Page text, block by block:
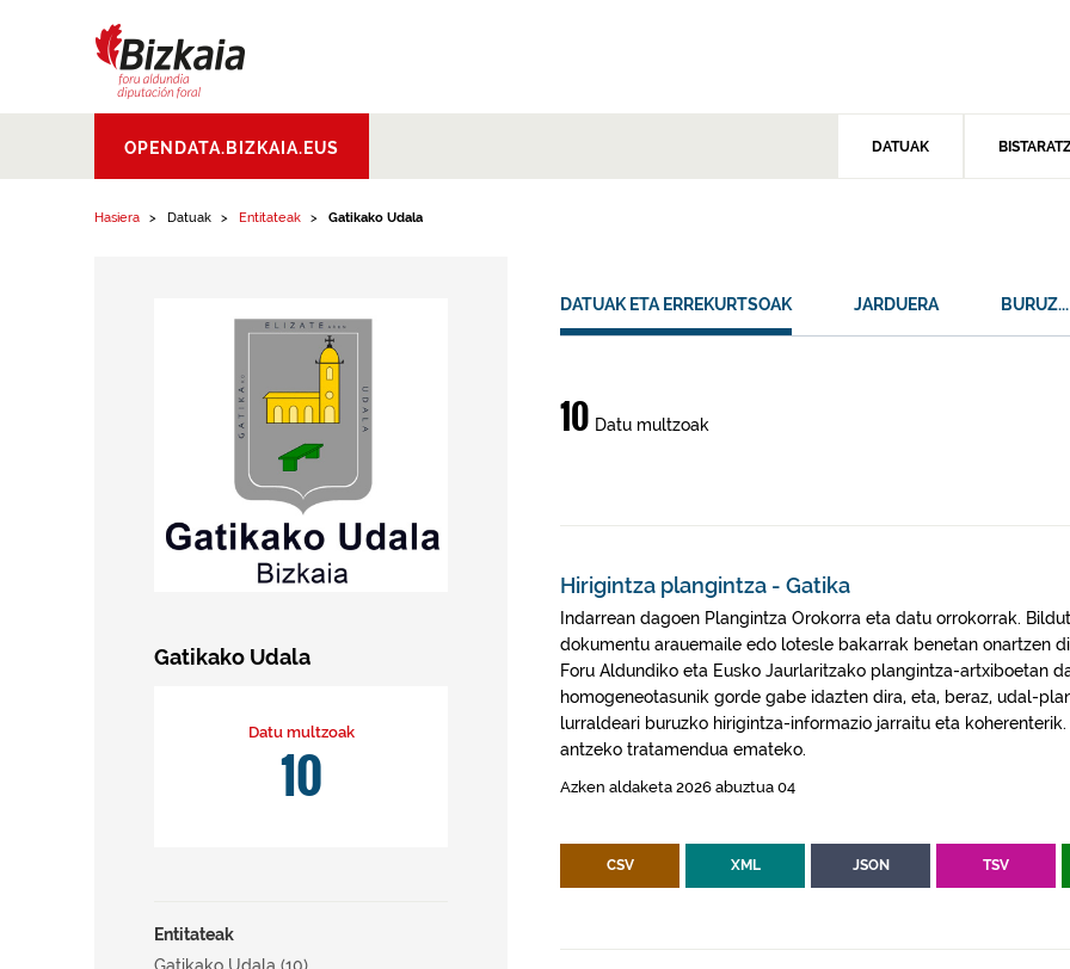
Aldundia.Diputacion
Foral de Bizkaia
OPENDATA.BIZKAIA.EUS DATUAK
Hasiera Datuak Entitateak Gatikako Udala
Gatikako Udala
Datu multzoak
10
Entitateak
DATUAK ETA ERREKURTSOAK JARDUERA BURUZ...
Datuak
eta
10 Datu multzoak
Hirigintza plangintza - Gatika
Indarrean dagoen Plangintza Orokorra eta datu orrokorrak.
dokumentu arauemaile edo lotesle bakarrak benetan onartzen
Foru Aldundiko eta Eusko Jaurlaritzako plangintza-artxiboetan
homogeneotasunik gorde gabe idazten dira, eta, beraz, udal-
lurraldeari buruzko hirigintza-informazio jarraitu eta
antzeko tratamendua emateko.
Azken aldaketa 2026 abuztua 04
CSV XML JSON TSV